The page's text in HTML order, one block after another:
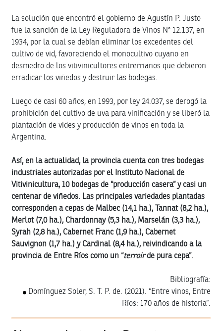
La solución que encontró el gobierno de Agustín P. Justo
fue la sanción de la Ley Reguladora de Vinos N° 12.137, en
1934, por la cual se debían eliminar los excedentes del
cultivo de vid, favoreciendo el monocultivo cuyano en
desmedro de los vitivinicultores entrerrianos que debieron
erradicar los viñedos y destruir las bodegas.
Luego de casi 60 años, en 1993, por ley 24.037, se derogó la
prohibición del cultivo de uva para vinificación y se liberó la
plantación de vides y producción de vinos en toda la
Argentina.
Así, en la actualidad, la provincia cuenta con tres bodegas
industriales autorizadas por el Instituto Nacional de
Vitivinicultura, 10 bodegas de “producción casera” y casi un
centenar de viñedos. Las principales variedades plantadas
corresponden a cepas de Malbec (14,1 ha.), Tannat (8,2 ha.),
Merlot (7,0 ha.), Chardonnay (5,3 ha.), Marselán (3,3 ha.),
Syrah (2,8 ha.), Cabernet Franc (1,9 ha.), Cabernet
Sauvignon (1,7 ha.) y Cardinal (8,4 ha.), reivindicando a la
provincia de Entre Ríos como un “terroirde pura cepa”.
Bibliografía:
Domínguez Soler, S. T. P. de. (2021). “Entre vinos, Entre
Ríos: 170 años de historia”.